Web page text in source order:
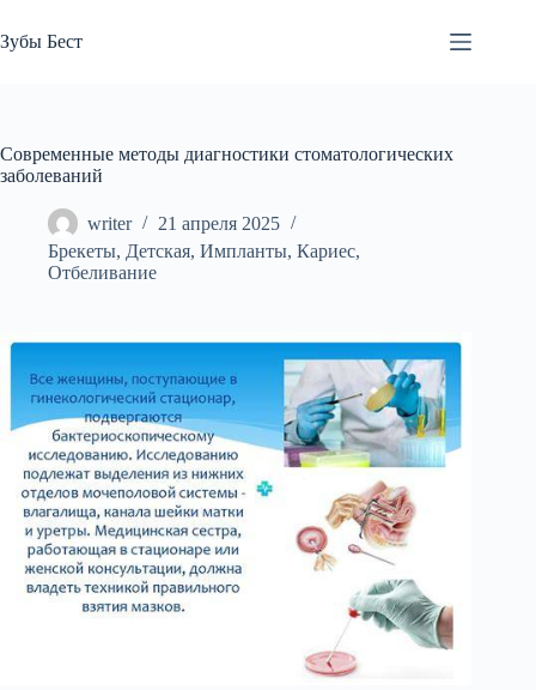
к
сути
Зубы Бест
Современные методы диагностики стоматологических
заболеваний
writer
21 апреля 2025
Брекеты, Детская, Импланты, Кариес,
Отбеливание